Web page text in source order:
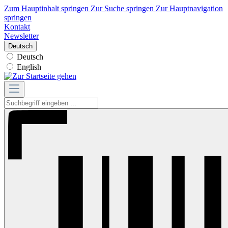
Zum Hauptinhalt springen Zur Suche springen Zur Hauptnavigation
springen
Kontakt
Newsletter
Deutsch
Deutsch
English